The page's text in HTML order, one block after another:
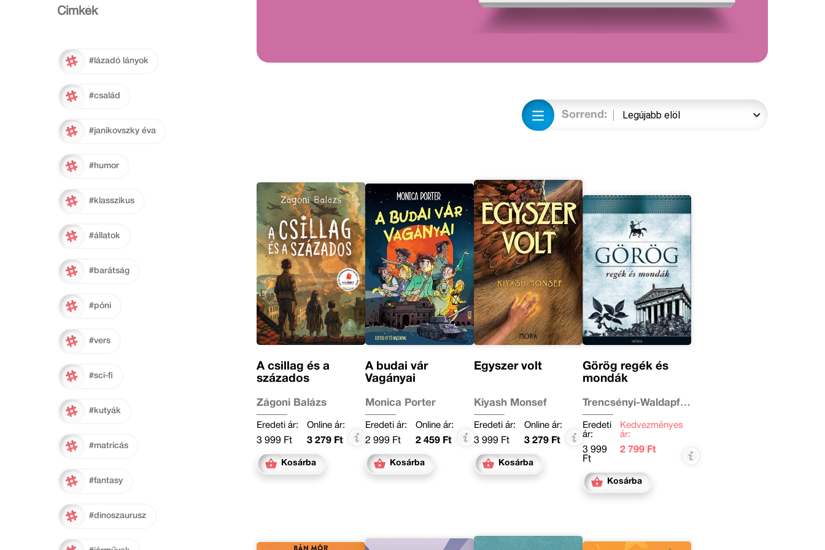
Cimkék
#lázadó lányok
#család
#janikovszky éva
#humor
#klasszikus
#állatok
#barátság
#póni
#vers
#sci-fi
#kutyák
#matricás
#fantasy
#dinoszaurusz
Sorrend:
A csillag és a
százados
Zágoni Balázs
Eredeti ár:
3 999 Ft
Online ár:
3 279 Ft
Kosárba
A budai vár
Vagányai
Monica Porter
Eredeti ár:
2 999 Ft
Online ár:
2 459 Ft
Kosárba
Egyszer volt
Kiyash Monsef
Eredeti ár:
3 999 Ft
Online ár:
3 279 Ft
Kosárba
Görög regék és
mondák
Trencsényi-Waldapfel
Imre
Eredeti
ár:
3 999
Ft
Kedvezményes
ár:
2 799 Ft
Kosárba